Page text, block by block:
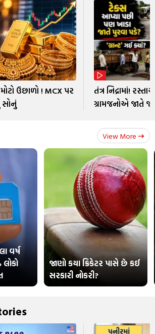
ઉછાળો ! MCX પર
સોનું
તંત્ર નિદ્રામાં!
ગ્રામજનોએ જાતે જ
View More
વર્ષ
જાણો કયા ક્રિકેટર પાસે છે કઈ
સરકારી નોકરી?